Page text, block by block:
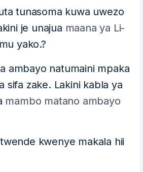
tunasoma kuwa uwezo
je unajua maana ya Li-
yako.?
ambayo natumaini mpaka
sifa zake. Lakini kabla ya
mambo matano ambayo
kwenye makala hii